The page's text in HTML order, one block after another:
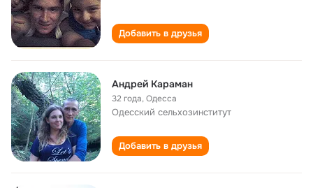
Добавить в друзья
Андрей Караман
32 года,Одесса
Одесский сельхозинститут
Добавить в друзья